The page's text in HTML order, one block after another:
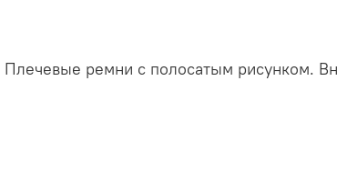
ремни с полосатым рисунком.